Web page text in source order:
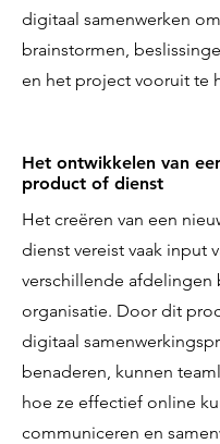
digitaal samenwerken
brainstormen,
en het project vooruit te
Het ontwikkelen van
product of dienst
Het creëren van een
dienst vereist vaak input
verschillende afdelingen
organisatie. Door dit
digitaal
benaderen, kunnen
hoe ze effectief online
communiceren en